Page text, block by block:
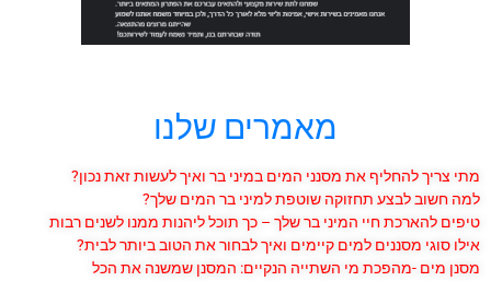
מאמרים שלנו
מתי צריך להחליף את מסנני המים במיני בר ואיך לעשות זאת נכון?
למה חשוב לבצע תחזוקה שוטפת למיני בר המים שלך?
טיפים להארכת חיי המיני בר שלך – כך תוכל ליהנות ממנו לשנים רבות
אילו סוגי מסננים למים קיימים ואיך לבחור את הטוב ביותר לבית?
מסנן מים -מהפכת מי השתייה הנקיים: המסנן שמשנה את הכל